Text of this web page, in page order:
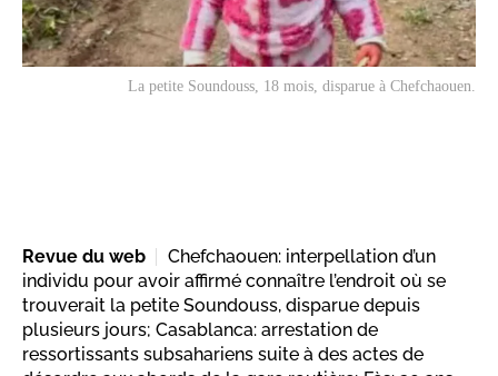
La petite Soundouss, 18 mois, disparue à Chefchaouen.
Revue du web
Chefchaouen: interpellation d’un
individu pour avoir affirmé connaître l’endroit où se
trouverait la petite Soundouss, disparue depuis
plusieurs jours; Casablanca: arrestation de
ressortissants subsahariens suite à des actes de